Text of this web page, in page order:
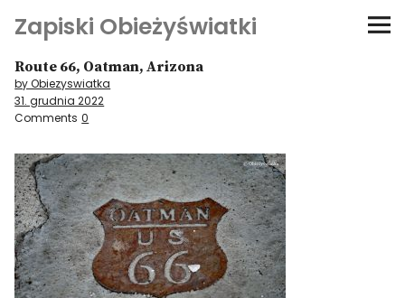
Zapiski Obieżyświatki
Podróże
Kultura i sztuka
Kątem oka
O-fiszki
Niezwyczajne ściany
Route 66, Oatman, Arizona
by Obiezyswiatka
31. grudnia 2022
Comments 0